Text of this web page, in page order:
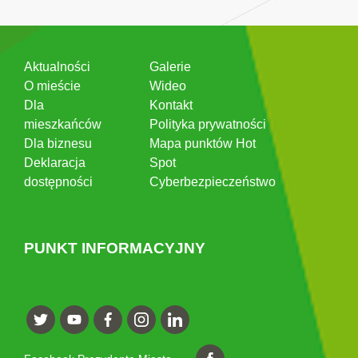
Aktualności
O mieście
Dla
mieszkańców
Dla biznesu
Deklaracja
dostępności
Galerie
Wideo
Kontakt
Polityka prywatności
Mapa punktów Hot
Spot
Cyberbezpieczeństwo
PUNKT INFORMACYJNY